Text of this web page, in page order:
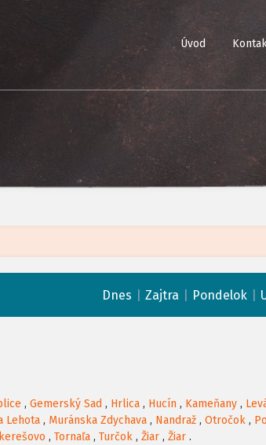
Úvod
Dnes Zajtra Pondelok
, Gemerský Sad , Hrlica , Hucín , Kameňany ,
Lehota , Muránska Zdychava , Nandraž , Otročok ,
, Tornaľa , Turčok , Žiar , Žiar .